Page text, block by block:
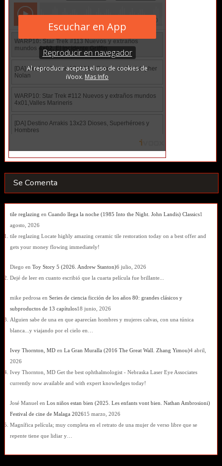
Se Comenta
tile reglazing en Cuando llega la noche (1985 Into the Night. John Landis) Classics1
agosto, 2026
tile reglazing Locate highly amazing ceramic tile restoration today on a best offer and
gets your money flowing immediately!
Diego en Toy Story 5 (2026. Andrew Stanton)6 julio, 2026
Dejé de leer en cuanto escribió que la cuarta película fue brillante...
mike pedrosa en Series de ciencia ficción de los años 80: grandes clásicos y
subproductos de 13 capítulos18 junio, 2026
Alguien sabe de una en que aparecían hombres y mujeres calvas, con una túnica
blanca...y viajando por el cielo en…
Ivey Thornton, MDen La Gran Muralla (2016 The Great Wall. Zhang Yimou)4 abril,
2026
Ivey Thornton, MD Get the best ophthalmologist - Nebraska Laser Eye Associates
currently now available and with expert knowledges today!
José Manuel en Los niños estan bien (2025. Les enfants vont bien. Nathan Ambrosioni)
Festival de cine de Malaga 202615 marzo, 2026
Magnífica película; muy completa en el retrato de una mujer de verso libre que se
repente tiene que lidiar y…